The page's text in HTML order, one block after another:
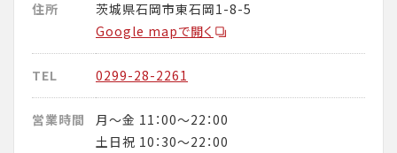
住所
茨城県石岡市東石岡1-8-5
Google mapで開く
TEL 0299-28-2261
営業時間
月～金 11：00～22：00
土日祝 10：30～22：00